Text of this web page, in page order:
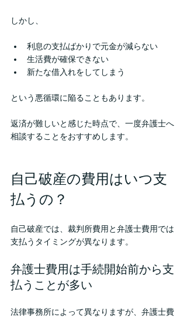
しかし、
利息の支払ばかりで元金が減らない
生活費が確保できない
新たな借入れをしてしまう
という悪循環に陥ることもあります。
返済が難しいと感じた時点で、一度弁護士へ
相談することをおすすめします。
自己破産の費用はいつ支
払うの？
自己破産では、裁判所費用と弁護士費用では
支払うタイミングが異なります。
弁護士費用は手続開始前から支
払うことが多い
法律事務所によって異なりますが、弁護士費